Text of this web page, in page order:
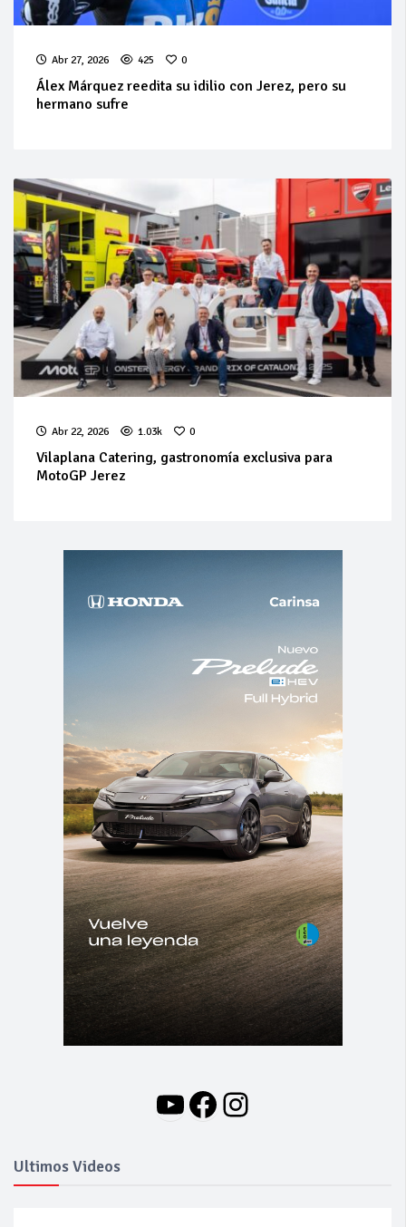
Abr 27, 2026 425 0
Álex Márquez reedita su idilio con Jerez, pero su
hermano sufre
Abr 22, 2026 1.03k 0
Vilaplana Catering, gastronomía exclusiva para
MotoGP Jerez
YouTube
Facebook
Instagram
Ultimos Videos